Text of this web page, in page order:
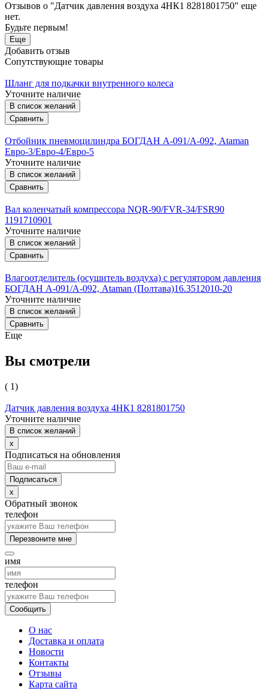
Отзывов о "Датчик давления воздуха 4НК1 8281801750" еще
нет.
Будьте первым!
Еще
Добавить отзыв
Сопутствующие товары
Шланг для подкачки внутренного колеса
Уточните наличие
В список желаний
Сравнить
Отбойник пневмоцилиндра БОГДАН А-091/А-092, Ataman
Евро-3/Евро-4/Евро-5
Уточните наличие
В список желаний
Сравнить
Вал коленчатый компрессора NQR-90/FVR-34/FSR90
1191710901
Уточните наличие
В список желаний
Сравнить
Влагоотделитель (осушитель воздуха) с регулятором давления
БОГДАН А-091/А-092, Ataman (Полтава)16.3512010-20
Уточните наличие
В список желаний
Сравнить
Еще
Вы смотрели
( 1)
Датчик давления воздуха 4НК1 8281801750
Уточните наличие
В список желаний
x
Подписаться на обновления
x
Обратный звонок
телефон
Перезвоните мне
имя
телефон
Сообщить
О нас
Доставка и оплата
Новости
Контакты
Отзывы
Карта сайта